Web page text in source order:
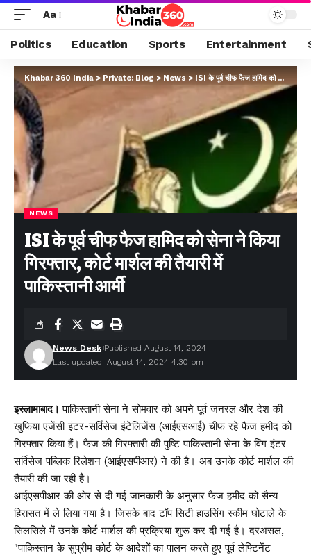
Aa
Politics Education Sports Entertainment
Khabar 360 India > Private: Blog > News > ISI के पूर्व चीफ फैज हामिद को सेना ने किया गिरफ्तार, कोर्ट मार्शल की तैयारी में पाकिस्तानी आर्मी
NEWS
ISI के पूर्व चीफ फैज हामिद को सेना ने किया
गिरफ्तार, कोर्ट मार्शल की तैयारी में
पाकिस्तानी आर्मी
Last updated: August 14, 2024 4:30 pm
News Desk Published August 14, 2024
इस्लामाबाद।पाकिस्तानी सेना ने सोमवार को अपने पूर्व जनरल और देश की
खुफिया एजेंसी इंटर-सर्विसेज इंटेलिजेंस (आईएसआई) चीफ रहे फैज हमीद को
गिरफ्तार किया हैं। फैज की गिरफ्तारी की पुष्टि पाकिस्तानी सेना के विंग इंटर
सर्विसेज पब्लिक रिलेशन (आईएसपीआर) ने की है। अब उनके कोर्ट मार्शल की
तैयारी की जा रही है।
आईएसपीआर की ओर से दी गई जानकारी के अनुसार फैज हमीद को सैन्य
हिरासत में ले लिया गया है। जिसके बाद टॉप सिटी हाउसिंग स्कीम घोटाले के
सिलसिले में उनके कोर्ट मार्शल की प्रक्रिया शुरू कर दी गई है। दरअसल,
"पाकिस्तान के सुप्रीम कोर्ट के आदेशों का पालन करते हुए पूर्व लेफ्टिनेंट